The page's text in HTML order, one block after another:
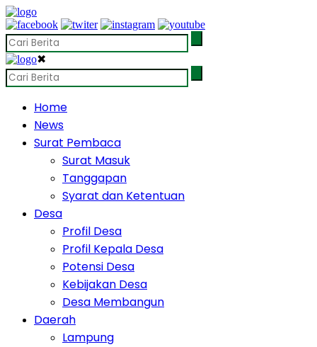
✖
Home
News
Surat Pembaca
Surat Masuk
Tanggapan
Syarat dan Ketentuan
Desa
Profil Desa
Profil Kepala Desa
Potensi Desa
Kebijakan Desa
Desa Membangun
Daerah
Lampung